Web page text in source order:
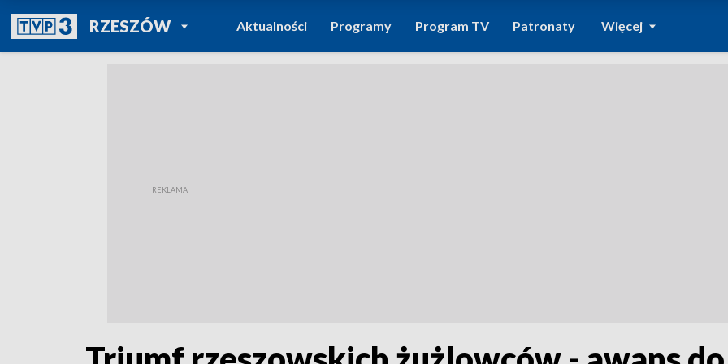
RZESZÓWPOWRÓT DO
TVP REGIONY
Aktualności Programy Program TV Patronaty Więcej